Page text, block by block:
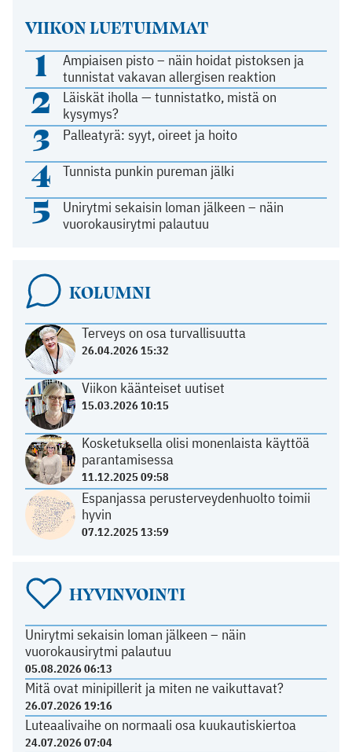
VIIKON LUETUIMMAT
1
Ampiaisen pisto – näin hoidat pistoksen ja
tunnistat vakavan allergisen reaktion
2
Läiskät iholla — tunnistatko, mistä on
kysymys?
3 Palleatyrä: syyt, oireet ja hoito
4 Tunnista punkin pureman jälki
5
Unirytmi sekaisin loman jälkeen – näin
vuorokausirytmi palautuu
KOLUMNI
Terveys on osa turvallisuutta
26.04.2026 15:32
Viikon käänteiset uutiset
15.03.2026 10:15
Kosketuksella olisi monenlaista käyttöä
parantamisessa
11.12.2025 09:58
Espanjassa perusterveydenhuolto toimii
hyvin
07.12.2025 13:59
HYVINVOINTI
Unirytmi sekaisin loman jälkeen – näin
vuorokausirytmi palautuu
05.08.2026 06:13
Mitä ovat minipillerit ja miten ne vaikuttavat?
26.07.2026 19:16
Luteaalivaihe on normaali osa kuukautiskiertoa
24.07.2026 07:04